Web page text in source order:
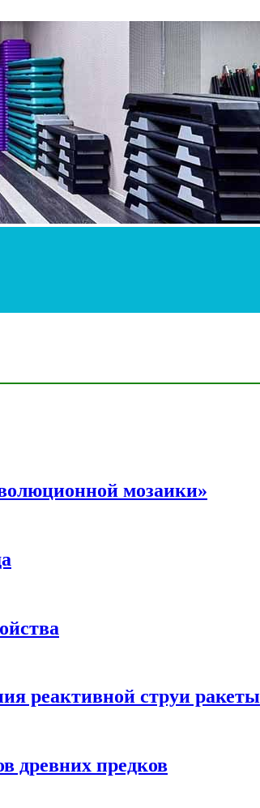
мозаики»
реактивной струи ракеты
древних предков